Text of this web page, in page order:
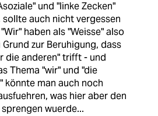
und "linke Zecken"
auch nicht vergessen
haben als "Weisse" also
Grund zur Beruhigung, dass
die anderen" trifft - und
Thema "wir" und "die
könnte man auch noch
was hier aber den
sprengen wuerde...